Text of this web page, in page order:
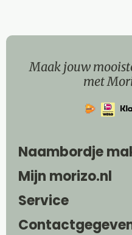
Maak jouw
met
Naambordje
Mijn morizo.nl
Service